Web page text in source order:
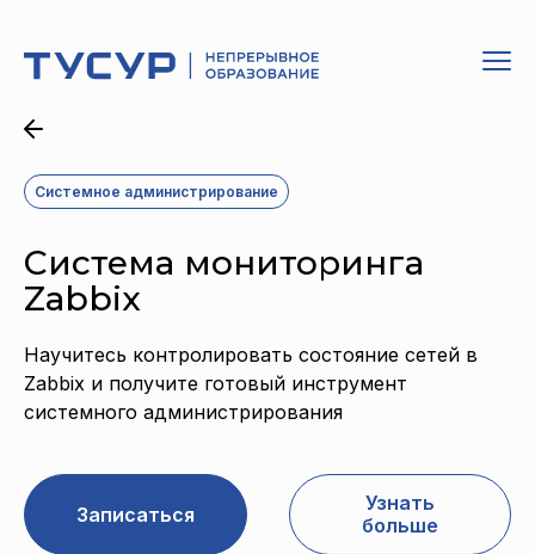
Системное администрирование
Система мониторинга
Zabbix
Научитесь контролировать состояние сетей в
Zabbix и получите готовый инструмент
системного администрирования
Записаться
Узнать
больше